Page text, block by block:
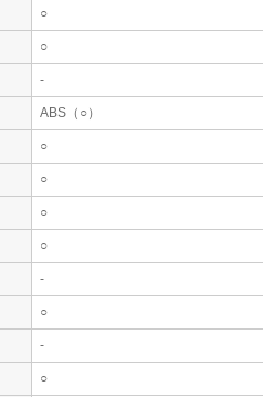
○
○
-
ABS（○）
○
○
○
○
-
○
-
○